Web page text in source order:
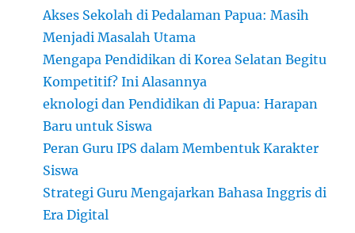
Akses Sekolah di Pedalaman Papua: Masih
Menjadi Masalah Utama
Mengapa Pendidikan di Korea Selatan Begitu
Kompetitif? Ini Alasannya
eknologi dan Pendidikan di Papua: Harapan
Baru untuk Siswa
Peran Guru IPS dalam Membentuk Karakter
Siswa
Strategi Guru Mengajarkan Bahasa Inggris di
Era Digital